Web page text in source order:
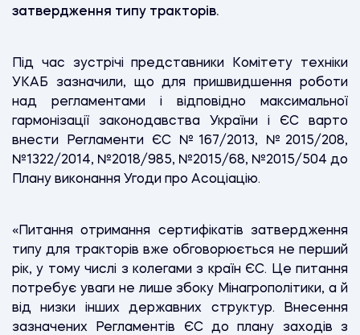
затвердження типу тракторів.
Під час зустрічі представники Комітету техніки
УКАБ зазначили, що для пришвидшення роботи
над регламентами і відповідно максимальної
гармонізації законодавства України і ЄС варто
внести Регламенти ЄС №167/2013, №2015/208,
№1322/2014, №2018/985, №2015/68, №2015/504 до
Плану виконання Угоди про Асоціацію.
«Питання отримання сертифікатів затвердження
типу для тракторів вже обговорюється не перший
рік, у тому числі з колегами з країн ЄС. Це питання
потребує уваги не лише збоку Мінагрополітики, а й
від низки інших державних структур. Внесення
зазначених Регламентів ЄС до плану заходів з